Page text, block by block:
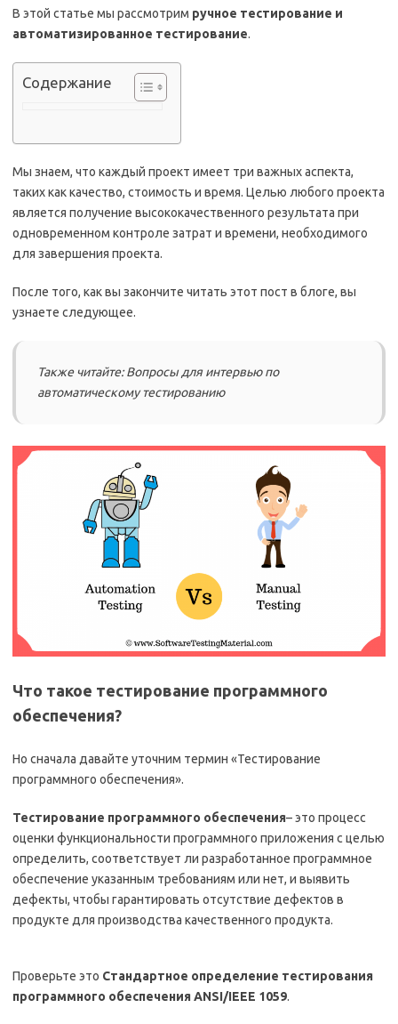
В этой статье мы рассмотрим ручное тестирование и
автоматизированное тестирование.
Содержание
Мы знаем, что каждый проект имеет три важных аспекта,
таких как качество, стоимость и время. Целью любого проекта
является получение высококачественного результата при
одновременном контроле затрат и времени, необходимого
для завершения проекта.
После того, как вы закончите читать этот пост в блоге, вы
узнаете следующее.
Также читайте: Вопросы для интервью по
автоматическому тестированию
Что такое тестирование программного
обеспечения?
Но сначала давайте уточним термин «Тестирование
программного обеспечения».
Тестирование программного обеспечения– это процесс
оценки функциональности программного приложения с целью
определить, соответствует ли разработанное программное
обеспечение указанным требованиям или нет, и выявить
дефекты, чтобы гарантировать отсутствие дефектов в
продукте для производства качественного продукта.
Проверьте это Стандартное определение тестирования
программного обеспечения ANSI/IEEE 1059.